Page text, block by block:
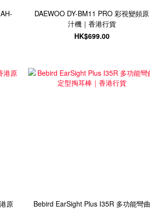
DAEWOO DY-BM11 PRO 彩視變頻原
汁機｜香港行貨
HK$699.00
原
Bebird EarSight Plus I35R 多功能彎曲